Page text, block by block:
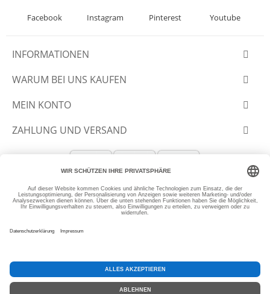
Facebook Instagram Pinterest Youtube
INFORMATIONEN
WARUM BEI UNS KAUFEN
MEIN KONTO
ZAHLUNG UND VERSAND